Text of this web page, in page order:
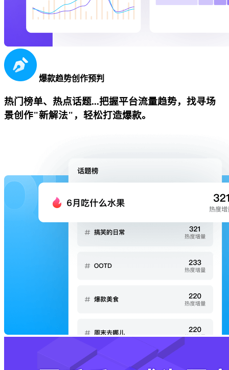
爆款趋势创作预判
热门榜单、热点话题...把握平台流量趋势，找寻场
景创作"新解法"，轻松打造爆款。